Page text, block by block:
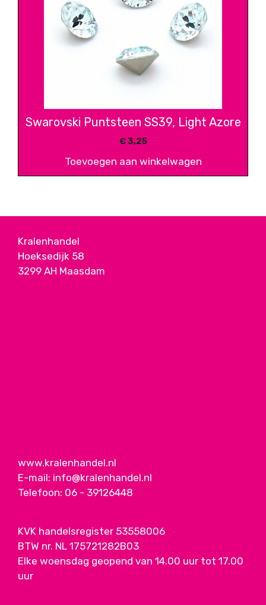
Swarovski Puntsteen SS39, Light Azore
€3,25
Toevoegen aan winkelwagen
Kralenhandel
Hoeksedijk 58
3299 AH Maasdam
www.kralenhandel.nl
E-mail: info@kralenhandel.nl
Telefoon: 06 - 39126448
KVK handelsregister 53558006
BTW nr. NL 175721282B03
Elke woensdag geopend van 14.00 uur tot 17.00
uur